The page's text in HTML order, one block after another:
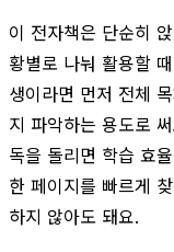
이 전자책은 단순히
황별로 나눠 활용할
생이라면 먼저 전체
지 파악하는 용도로
독을 돌리면 학습 효
한 페이지를 빠르게
하지 않아도 돼요.